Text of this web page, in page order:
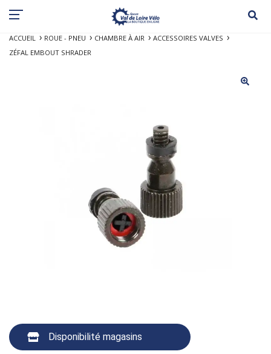
ACCUEIL ROUE - PNEU CHAMBRE À AIR
ACCESSOIRES VALVES
ZÉFAL EMBOUT SHRADER
Disponibilité magasins